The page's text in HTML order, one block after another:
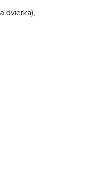
dvierka),